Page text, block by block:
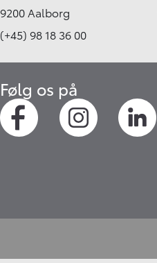
9200 Aalborg
(+45) 98 18 36 00
Følg os på